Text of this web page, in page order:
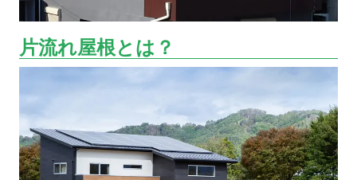
片流れ屋根とは？